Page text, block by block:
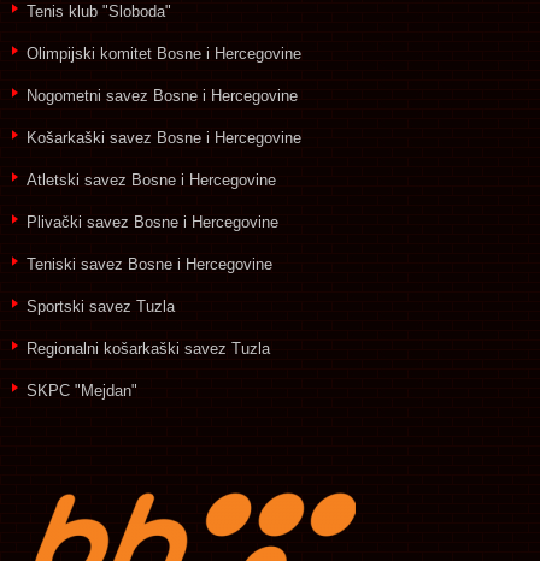
Tenis klub "Sloboda"
Olimpijski komitet Bosne i Hercegovine
Nogometni savez Bosne i Hercegovine
Košarkaški savez Bosne i Hercegovine
Atletski savez Bosne i Hercegovine
Plivački savez Bosne i Hercegovine
Teniski savez Bosne i Hercegovine
Sportski savez Tuzla
Regionalni košarkaški savez Tuzla
SKPC "Mejdan"